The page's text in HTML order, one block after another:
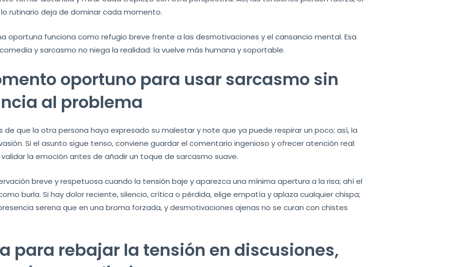
rutinario deja de dominar cada momento.
oportuna funciona como refugio breve frente a las desmotivaciones y el cansancio mental. Esa
y sarcasmo no niega la realidad: la vuelve más humana y soportable.
oportuno para usar sarcasmo sin
al problema
de que la otra persona haya expresado su malestar y note que ya puede respirar un poco; así, la
Si el asunto sigue tenso, conviene guardar el comentario ingenioso y ofrecer atención real:
la emoción antes de añadir un toque de sarcasmo suave.
breve y respetuosa cuando la tensión baje y aparezca una mínima apertura a la risa; ahí el
burla. Si hay dolor reciente, silencio, crítica o pérdida, elige empatía y aplaza cualquier chispa;
serena que en una broma forzada, y desmotivaciones ajenas no se curan con chistes
para rebajar la tensión en discusiones,